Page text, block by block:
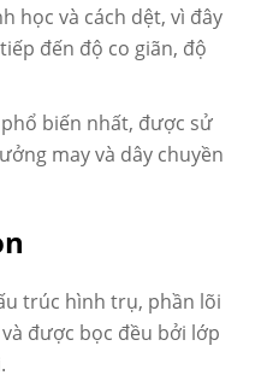
học và cách dệt, vì đây
đến độ co giãn, độ
biến nhất, được sử
may và dây chuyền
trúc hình trụ, phần lõi
được bọc đều bởi lớp